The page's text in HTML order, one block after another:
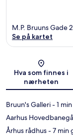
M.P. Bruuns Gade
Se på kartet
Hva som finnes i
nærheten
Bruun's Galleri- 1
Aarhus
Århus rådhus- 7 min